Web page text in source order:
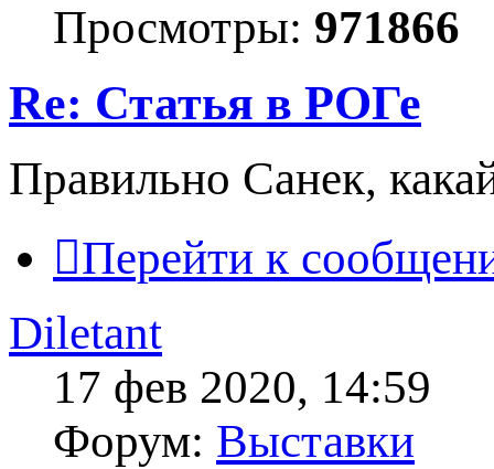
Просмотры: 971866
Re: Статья в РОГе
Правильно Санек,
Перейти к
Diletant
17 фев 2020, 14:59
Форум: Выставки